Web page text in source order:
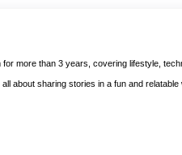
for more than 3 years, covering lifestyle,
about sharing stories in a fun and